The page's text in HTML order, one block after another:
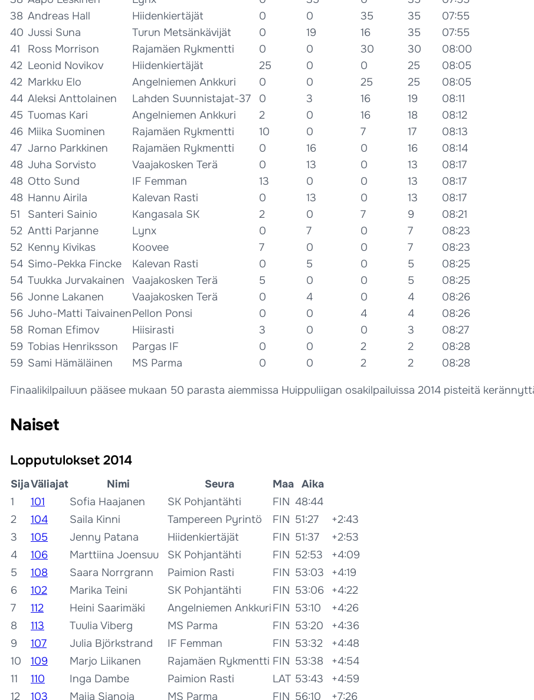
38 Andreas Hall Hiidenkiertäjät 0 0 35 35
07:55
40 Jussi Suna Turun Metsänkävijät 0 19 16 35
07:55
41
Ross Morrison Rajamäen Rykmentti 0 0 30 30
08:00
42 Leonid Novikov Hiidenkiertäjät 25 0 0 25
08:05
42 Markku Elo Angelniemen Ankkuri 0 0 25 25
08:05
44 Aleksi Anttolainen Lahden Suunnistajat-37 0 3 16 19
08:11
45 Tuomas Kari Angelniemen Ankkuri 2 0 16 18
08:12
46 Miika Suominen Rajamäen Rykmentti 10 0 7 17
08:13
47 Jarno Parkkinen Rajamäen Rykmentti 0 16 0 16
08:14
48 Juha Sorvisto Vaajakosken Terä 0 13 0 13
08:17
48 Otto Sund IF Femman 13 0 0 13
08:17
48 Hannu Airila Kalevan Rasti 0 13 0 13
08:17
51
Santeri Sainio Kangasala SK 2 0 7 9
08:21
52 Antti Parjanne Lynx 0 7 0 7
08:23
52 Kenny Kivikas Koovee 7 0 0 7
08:23
54 Simo-Pekka Fincke Kalevan Rasti 0 5 0 5
08:25
54 Tuukka Jurvakainen Vaajakosken Terä 5 0 0 5
08:25
56 Jonne Lakanen Vaajakosken Terä 0 4 0 4
08:26
56 Juho-Matti TaivainenPellon Ponsi 0 0 4 4
08:26
58 Roman Efimov Hiisirasti 3 0 0 3
08:27
59 Tobias Henriksson Pargas IF 0 0 2 2
08:28
59 Sami Hämäläinen MS Parma 0 0 2 2 08:28
Finaalikilpailuun pääsee mukaan 50 parasta aiemmissa Huippuliigan osakilpailuissa 2014 pisteitä
Naiset
Lopputulokset 2014
SijaVäliajat Nimi Seura Maa Aika
1
101 Sofia Haajanen SK Pohjantähti FIN 48:44
2
104 Saila Kinni Tampereen Pyrintö FIN 51:27
+2:43
3
105 Jenny Patana Hiidenkiertäjät FIN 51:37
+2:53
4
106 Marttiina Joensuu SK Pohjantähti FIN 52:53
+4:09
5
108 Saara Norrgrann Paimion Rasti FIN 53:03
+4:19
6
102 Marika Teini SK Pohjantähti FIN 53:06
+4:22
7
112 Heini Saarimäki Angelniemen AnkkuriFIN 53:10
+4:26
8
113 Tuulia Viberg MS Parma FIN 53:20
+4:36
9
107 Julia Björkstrand IF Femman FIN 53:32
+4:48
10
109 Marjo Liikanen Rajamäen Rykmentti FIN 53:38
+4:54
11
110 Inga Dambe Paimion Rasti LAT 53:43
+4:59
12
103 Maija Sianoja MS Parma FIN 56:10 +7:26